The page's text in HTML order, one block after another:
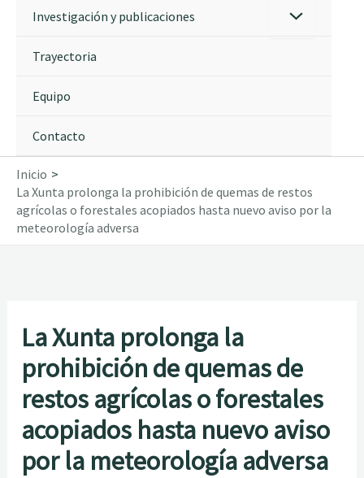
Investigación y publicaciones
Trayectoria
Equipo
Contacto
Inicio
La Xunta prolonga la prohibición de quemas de restos
agrícolas o forestales acopiados hasta nuevo aviso por la
meteorología adversa
La Xunta prolonga la
prohibición de quemas de
restos agrícolas o forestales
acopiados hasta nuevo aviso
por la meteorología adversa